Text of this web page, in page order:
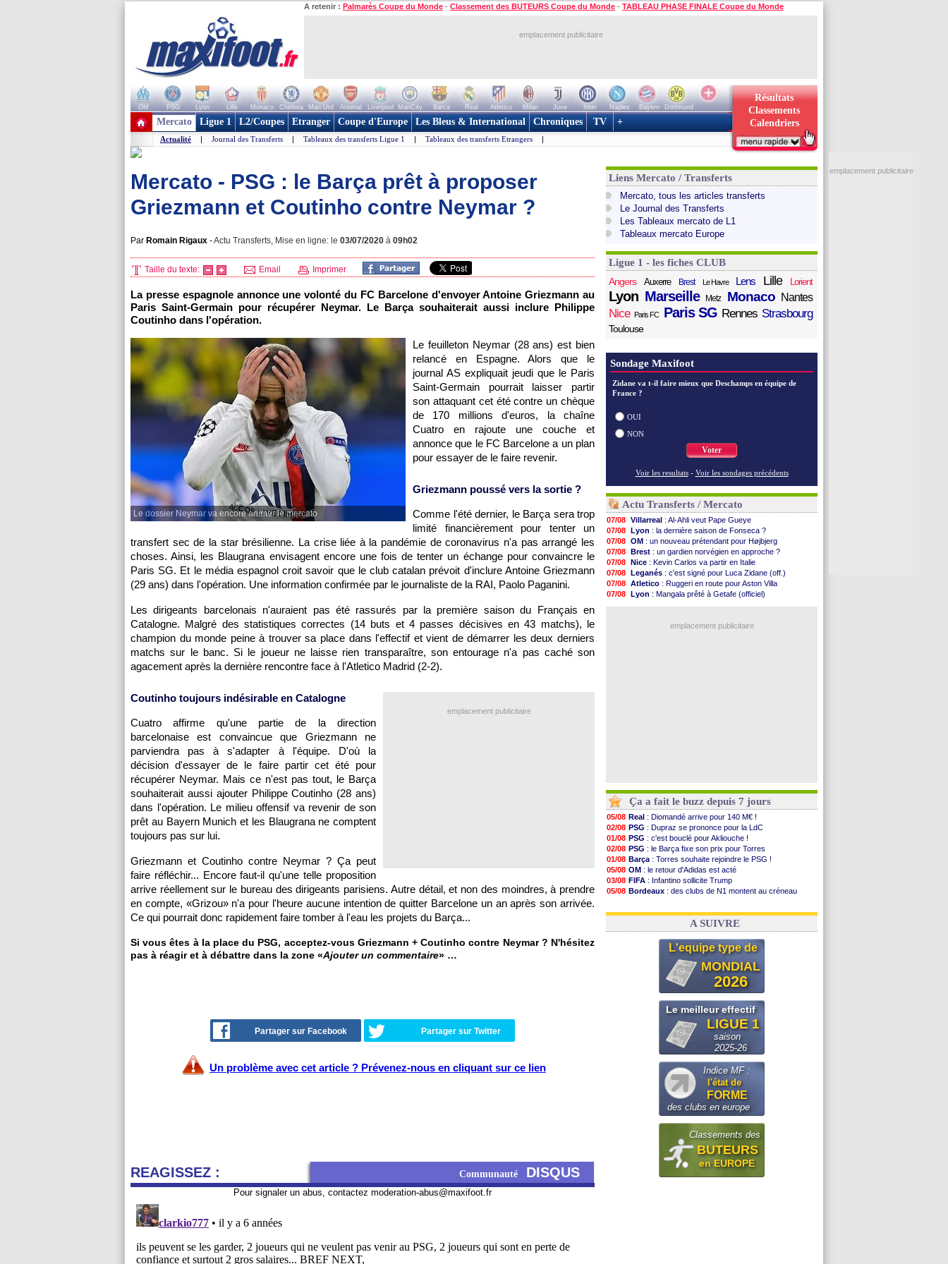
A retenir : Palmarès Coupe du Monde - Classement des BUTEURS Coupe du Monde - TABLEAU PHASE FINALE Coupe du Monde
emplacement publicitaire
OM PSG Lyon Lille Monaco Chelsea Man Utd Arsenal Liverpool ManCity Barca Real Atletico Milan Juve Inter Naples Bayern
Dortmund
+ de clubs
Résultats
Classements
Calendriers
Mercato Ligue 1 L2/Coupes Etranger Coupe d'Europe Les Bleus & International Chroniques TV +
Actualité | Journal des Transferts | Tableaux des transferts Ligue 1 | Tableaux des transferts Etrangers |
Mercato - PSG : le Barça prêt à proposer
Griezmann et Coutinho contre Neymar ?
Par Romain Rigaux -Actu Transferts, Mise en ligne: le 03/07/2020 à 09h02
Taille du texte: Email Imprimer
La presse espagnole annonce une volonté du FC Barcelone d'envoyer Antoine Griezmann au
Paris Saint-Germain pour récupérer Neymar. Le Barça souhaiterait aussi inclure Philippe
Coutinho dans l'opération.
Le dossier Neymar va encore animer le mercato
Le feuilleton Neymar (28 ans) est bien
relancé en Espagne. Alors que le
journal AS expliquait jeudi que le Paris
Saint-Germain pourrait laisser partir
son attaquant cet été contre un chèque
de 170 millions d'euros, la chaîne
Cuatro en rajoute une couche et
annonce que le FC Barcelone a un plan
pour essayer de le faire revenir.
Griezmann poussé vers la sortie ?
Comme l'été dernier, le Barça sera trop
limité financièrement pour tenter un
transfert sec de la star brésilienne. La crise liée à la pandémie de coronavirus n'a pas arrangé les
choses. Ainsi, les Blaugrana envisagent encore une fois de tenter un échange pour convaincre le
Paris SG. Et le média espagnol croit savoir que le club catalan prévoit d'inclure Antoine Griezmann
(29 ans) dans l'opération. Une information confirmée par le journaliste de la RAI, Paolo Paganini.
Les dirigeants barcelonais n'auraient pas été rassurés par la première saison du Français en
Catalogne. Malgré des statistiques correctes (14 buts et 4 passes décisives en 43 matchs), le
champion du monde peine à trouver sa place dans l'effectif et vient de démarrer les deux derniers
matchs sur le banc. Si le joueur ne laisse rien transparaître, son entourage n'a pas caché son
agacement après la dernière rencontre face à l'Atletico Madrid (2-2).
emplacement publicitaire
Coutinho toujours indésirable en Catalogne
Cuatro affirme qu'une partie de la direction
barcelonaise est convaincue que Griezmann ne
parviendra pas à s'adapter à l'équipe. D'où la
décision d'essayer de le faire partir cet été pour
récupérer Neymar. Mais ce n'est pas tout, le Barça
souhaiterait aussi ajouter Philippe Coutinho (28 ans)
dans l'opération. Le milieu offensif va revenir de son
prêt au Bayern Munich et les Blaugrana ne comptent
toujours pas sur lui.
Griezmann et Coutinho contre Neymar ? Ça peut
faire réfléchir... Encore faut-il qu'une telle proposition
arrive réellement sur le bureau des dirigeants parisiens. Autre détail, et non des moindres, à prendre
en compte, «Grizou» n'a pour l'heure aucune intention de quitter Barcelone un an après son arrivée.
Ce qui pourrait donc rapidement faire tomber à l'eau les projets du Barça...
Si vous êtes à la place du PSG, acceptez-vous Griezmann + Coutinho contre Neymar ? N'hésitez
pas à réagir et à débattre dans la zone «Ajouter un commentaire» …
Partager sur Facebook Partager sur Twitter
Un problème avec cet article ? Prévenez-nous en cliquant sur ce lien
REAGISSEZ : Communauté DISQUS
Pour signaler un abus, contactez moderation-abus@maxifoot.fr
Liens Mercato / Transferts
Mercato, tous les articles transferts
Le Journal des Transferts
Les Tableaux mercato de L1
Tableaux mercato Europe
Ligue 1 - les fiches CLUB
Angers
Auxerre Brest Le Havre Lens Lille Lorient
Lyon Marseille Metz Monaco Nantes
Nice Paris FC Paris SG Rennes Strasbourg
Toulouse
Sondage Maxifoot
Zidane va t-il faire mieux que Deschamps en équipe de
France ?
OUI
NON
Voter
Voir les resultats - Voir les sondages précédents
Actu Transferts / Mercato
07/08 Villarreal : Al-Ahli veut Pape Gueye
07/08 Lyon : la dernière saison de Fonseca ?
07/08 OM : un nouveau prétendant pour Højbjerg
07/08 Brest : un gardien norvégien en approche ?
07/08 Nice : Kevin Carlos va partir en Italie
07/08 Leganés : c'est signé pour Luca Zidane (off.)
07/08 Atletico : Ruggeri en route pour Aston Villa
07/08 Lyon : Mangala prêté à Getafe (officiel)
: Mastantuono prêté à la Fiorentina (off.)
emplacement publicitaire
Ça a fait le buzz depuis 7 jours
05/08 Real : Diomandé arrive pour 140 M€ !
02/08 PSG : Dupraz se prononce pour la LdC
01/08 PSG : c'est bouclé pour Akliouche !
02/08 PSG : le Barça fixe son prix pour Torres
01/08 Barça : Torres souhaite rejoindre le PSG !
05/08 OM : le retour d'Adidas est acté
03/08 FIFA : Infantino sollicite Trump
05/08 Bordeaux : des clubs de N1 montent au créneau
03/08 Real: le démenti de Leipzig pour Diomandé
A SUIVRE
L'equipe type de
MONDIAL
2026
Le meilleur effectif
LIGUE 1
saison
2025-26
Indice MF :
l'état de
FORME
des clubs en europe
Classements des
BUTEURS
en EUROPE
emplacement publicitaire